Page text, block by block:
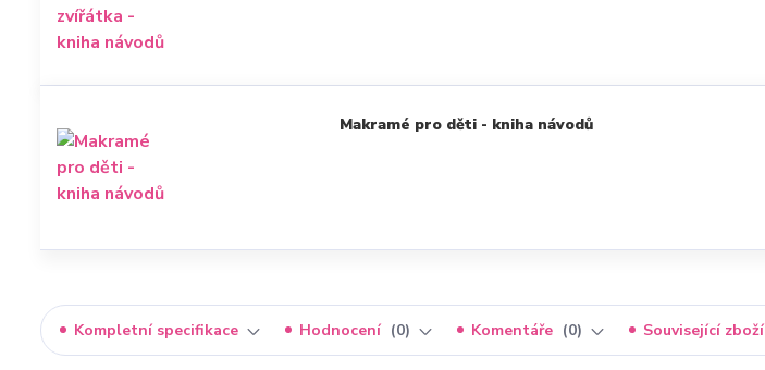
Makramé pro děti - kniha návodů
Kompletní specifikace Hodnocení 0 Komentáře 0 Související zboží